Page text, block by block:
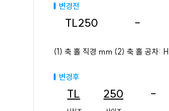
변경전
TL250 -
(1) 축 홀 직경 mm (2) 축 홀 공차:
변경후
TL 250 -